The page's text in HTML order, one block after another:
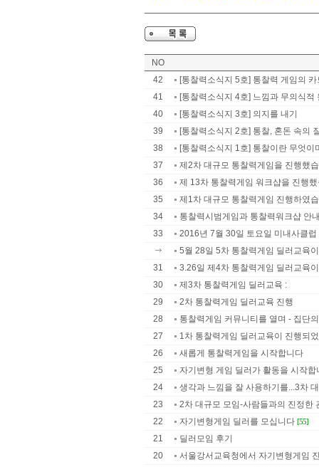
NO
42
[통찰력소식지 5호] 통찰력 게임의
41
[통찰력소식지 4호] 느낌과 무의식적
40
[통찰력소식지 3호] 의지를 내기
39
[통찰력소식지 2호] 통찰, 혼돈 속의
38
[통찰력소식지 1호] 통찰이란 무엇이
37
제2차 대규모 통찰력게임을 진행했
36
제 13차 통찰력게임 워크샵을 진행
35
제1차 대규모 통찰력게임 진행하였
34
통찰력시범게임과 통찰력워크샵 안
33
2016년 7월 30일 토요일 미내사클
5월 28일 5차 통찰력게임 딜러교육
31
3.26일 제4차 통찰력게임 딜러교육
30
제3차 통찰력게임 딜러교육 :
29
2차 통찰력게임 딜러교육 진행
28
통찰력게임 커뮤니티를 열며 - 집단
27
1차 통찰력게임 딜러교육이 진행되
26
새롭게 통찰력게임을 시작합니다
25
자기변형 게임 딜러가 활동을 시작합
24
생각과 느낌을 잘 사용하기를...3차
23
2차 대규모 모임-사람들과의 진정한
22
자기변형게임 딜러를 모십니다 [55]
21
딜러모임 후기
20
서울강서교육청에서 자기변형게임